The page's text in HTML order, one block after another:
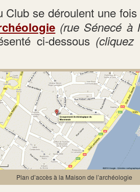
Club se déroulent une
(rue Sénecé à
ci-dessous (cliquez
Plan d’accès à la Maison de l’archéologie